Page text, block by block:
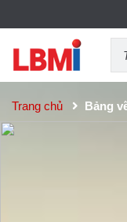
Trang chủ Bảng